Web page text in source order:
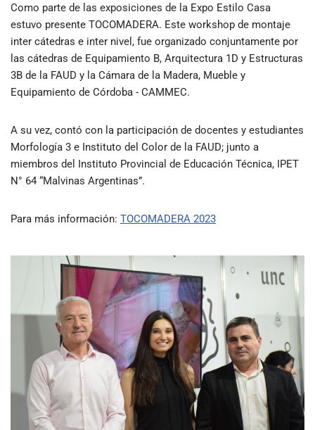
Como parte de las exposiciones de la Expo Estilo Casa
estuvo presente TOCOMADERA. Este workshop de montaje
inter cátedras e inter nivel, fue organizado conjuntamente por
las cátedras de Equipamiento B, Arquitectura 1D y Estructuras
3B de la FAUD y la Cámara de la Madera, Mueble y
Equipamiento de Córdoba - CAMMEC.
A su vez, contó con la participación de docentes y estudiantes
Morfología 3 e Instituto del Color de la FAUD; junto a
miembros del Instituto Provincial de Educación Técnica, IPET
N° 64 “Malvinas Argentinas”.
Para más información: TOCOMADERA 2023